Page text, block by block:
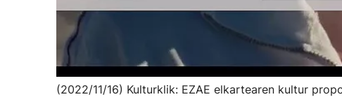
(2022/11/16) Kulturklik: EZAE elkartearen kultur